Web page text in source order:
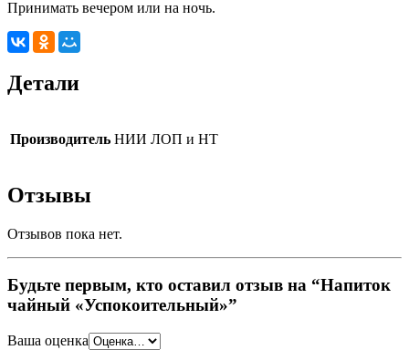
Принимать вечером или на ночь.
Детали
Производитель НИИ ЛОП и НТ
Отзывы
Отзывов пока нет.
Будьте первым, кто оставил отзыв на “Напиток
чайный «Успокоительный»”
Ваша оценка